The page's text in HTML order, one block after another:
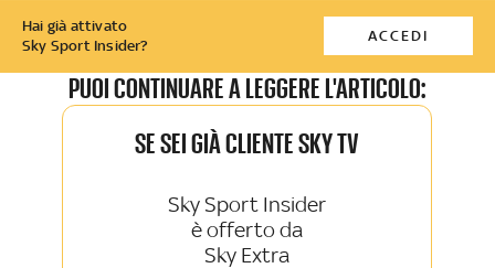
Hai già attivato
Sky Sport Insider?
ACCEDI
PUOI CONTINUARE A LEGGERE L'ARTICOLO:
SE SEI GIÀ CLIENTE SKY TV
Sky Sport Insider
è offerto da
Sky Extra